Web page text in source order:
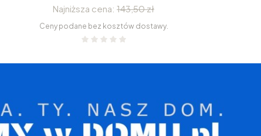
Najniższa cena: 143,50 zł
Ceny podane bez kosztów dostawy.